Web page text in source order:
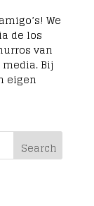
We
de los
van
Bij
eigen